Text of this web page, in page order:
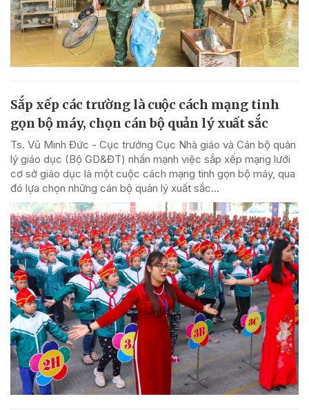
Sắp xếp các trường là cuộc cách mạng tinh
gọn bộ máy, chọn cán bộ quản lý xuất sắc
Ts. Vũ Minh Đức - Cục trưởng Cục Nhà giáo và Cán bộ quản
lý giáo dục (Bộ GD&ĐT) nhấn mạnh việc sắp xếp mạng lưới
cơ sở giáo dục là một cuộc cách mạng tinh gọn bộ máy, qua
đó lựa chọn những cán bộ quản lý xuất sắc...